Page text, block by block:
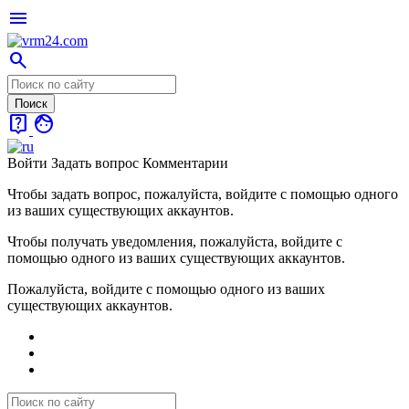
menu
search
live_help face
Войти Задать вопрос Комментарии
Чтобы задать вопрос, пожалуйста, войдите с помощью одного
из ваших существующих аккаунтов.
Чтобы получать уведомления, пожалуйста, войдите с
помощью одного из ваших существующих аккаунтов.
Пожалуйста, войдите с помощью одного из ваших
существующих аккаунтов.